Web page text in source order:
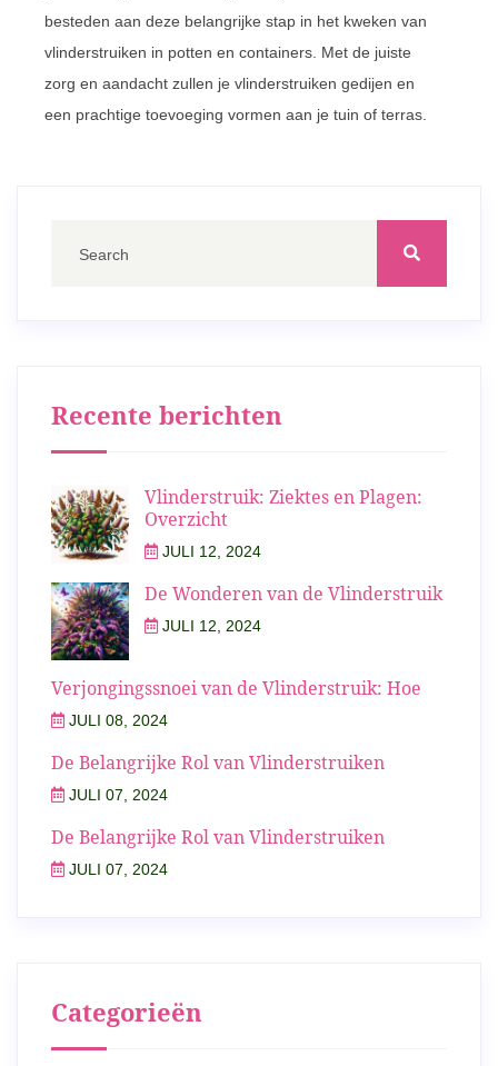
besteden aan deze belangrijke stap in het kweken van
vlinderstruiken in potten en containers. Met de juiste
zorg en aandacht zullen je vlinderstruiken gedijen en
een prachtige toevoeging vormen aan je tuin of terras.
Recente berichten
Vlinderstruik: Ziektes en Plagen:
Overzicht
JULI 12, 2024
De Wonderen van de Vlinderstruik
JULI 12, 2024
Verjongingssnoei van de Vlinderstruik: Hoe
JULI 08, 2024
De Belangrijke Rol van Vlinderstruiken
JULI 07, 2024
De Belangrijke Rol van Vlinderstruiken
JULI 07, 2024
Categorieën